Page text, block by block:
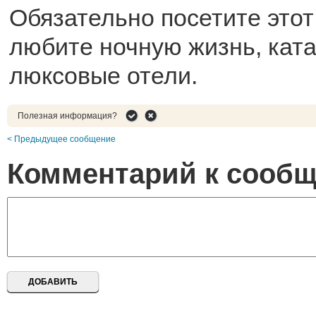
Обязательно посетите
любите ночную жизнь,
люксовые отели.
Полезная информация?
< Предыдущее сообщение
Комментарий к